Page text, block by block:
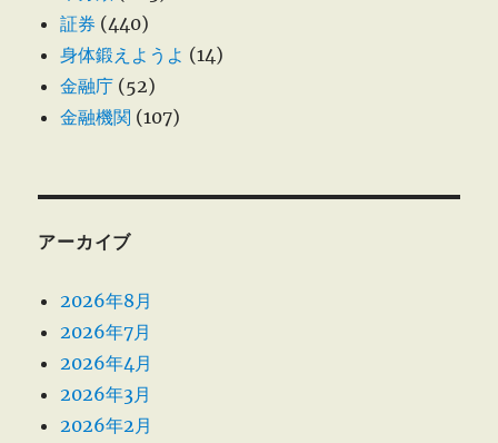
証券 (440)
身体鍛えようよ (14)
金融庁 (52)
金融機関 (107)
アーカイブ
2026年8月
2026年7月
2026年4月
2026年3月
2026年2月